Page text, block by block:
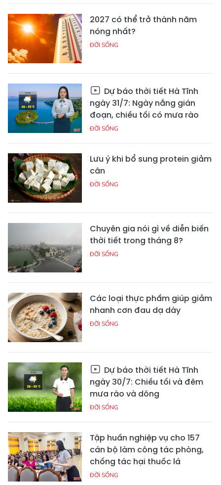
2027 có thể trở thành năm
nóng nhất?
ĐỜI SỐNG
Dự báo thời tiết Hà Tĩnh
ngày 31/7: Ngày nắng gián
đoạn, chiều tối có mưa rào
ĐỜI SỐNG
Lưu ý khi bổ sung protein giảm
cân
ĐỜI SỐNG
Chuyên gia nói gì về diễn biến
thời tiết trong tháng 8?
ĐỜI SỐNG
Các loại thực phẩm giúp giảm
nhanh cơn đau dạ dày
ĐỜI SỐNG
Dự báo thời tiết Hà Tĩnh
ngày 30/7: Chiều tối và đêm
mưa rào và dông
ĐỜI SỐNG
Tập huấn nghiệp vụ cho 157
cán bộ làm công tác phòng,
chống tác hại thuốc lá
ĐỜI SỐNG